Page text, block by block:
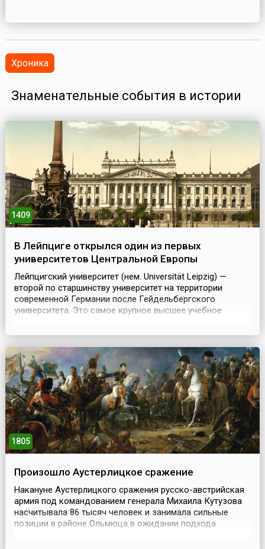
Хроника
Знаменательные события в истории
1409
В Лейпциге открылся один из первых
университетов Центральной Европы
Лейпцигский университет (нем. Universität Leipzig) —
второй по старшинству университет на территории
современной Германии после Гейдельбергского
университета. Это самое крупное высшее учебное
университетов Европы Утрехтская сеть.В мае 1409 года в
между чехами и немцами в Карловом университете...
1805
Произошло Аустерлицкое сражение
Накануне Аустерлицкого сражения русско-австрийская
армия под командованием генерала Михаила Кутузова
насчитывала 86 тысяч человек и занимала сильные
позиции в районе Ольмюца в ожидании подхода